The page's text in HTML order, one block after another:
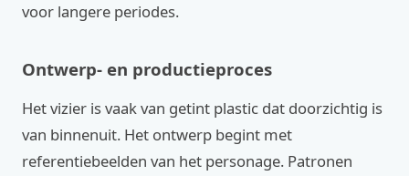
voor langere periodes.
Ontwerp- en productieproces
Het vizier is vaak van getint plastic dat doorzichtig is
van binnenuit. Het ontwerp begint met
referentiebeelden van het personage. Patronen